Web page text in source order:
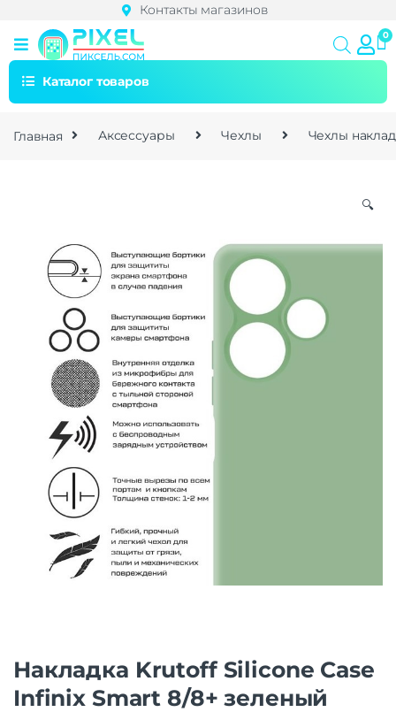
Контакты магазинов
Каталог товаров
Главная Аксессуары Чехлы Чехлы
🔍
Накладка Krutoff Silicone Case
Infinix Smart 8/8+ зеленый